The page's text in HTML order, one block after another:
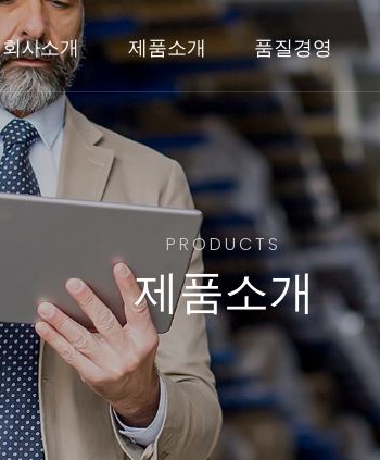
회사소개 제품소개 품질경영
PRODUCTS
제품소개
PRODUCTS
제품소개